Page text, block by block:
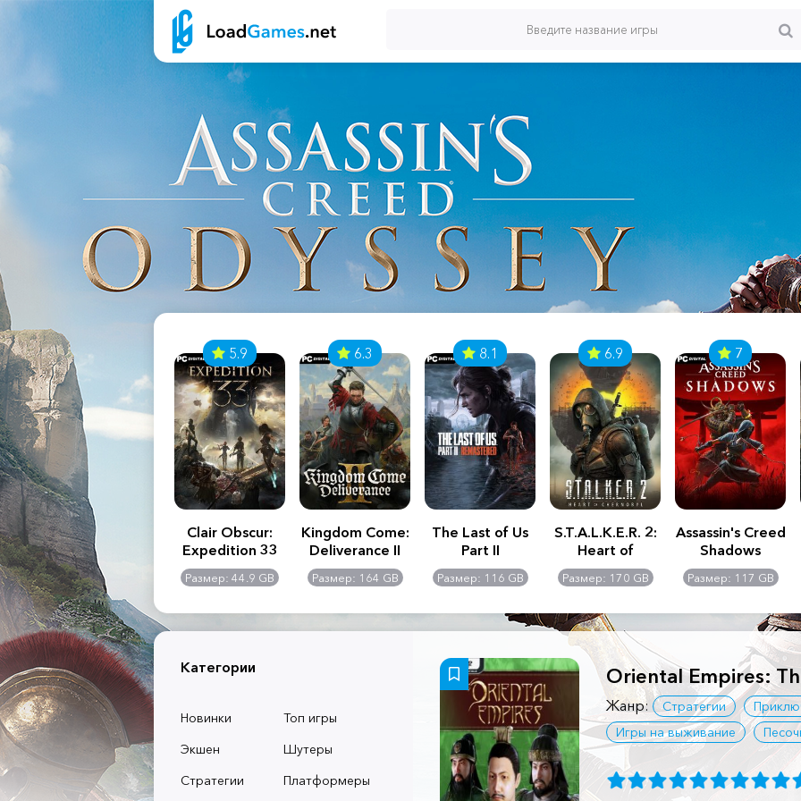
2:
-
GB
Assassin's Creed
Shadows
Размер: 117 GB
5.9
Clair Obscur:
Expedition 33
Размер: 44.9 GB
6.3
Kingdom Come:
Deliverance II
Размер: 164 GB
8.1
The Last of Us
Part II
Remastered
Размер: 116 GB
6.9
S.T.A.L.K.E.R. 2:
Heart of
Chernobyl -
Ultimate Edition
Размер: 170 GB
7
Assassin's Creed
Shadows
Размер: 117 GB
Категории
Новинки
Топ игры
Экшен
Шутеры
Стратегии
Платформеры
Oriental Empires:
Жанр: Стратегии
Игры на выживание